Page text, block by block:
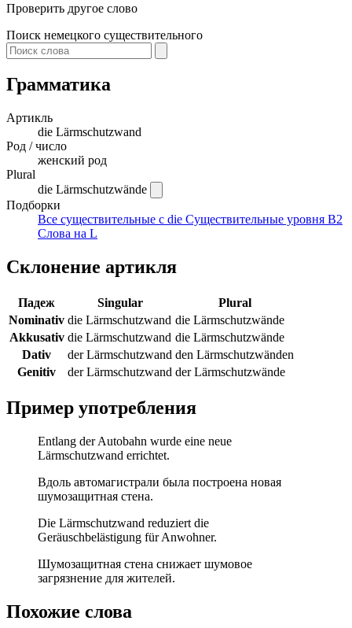
Проверить другое слово
Поиск немецкого существительного
Грамматика
Артикль
die Lärmschutzwand
Род / число
женский род
Plural
die Lärmschutzwände
Подборки
Все существительные с die Существительные уровня B2
Слова на L
Склонение артикля
Падеж Singular
Plural
Nominativ die Lärmschutzwand die Lärmschutzwände
Akkusativ die Lärmschutzwand die Lärmschutzwände
Dativ
der Lärmschutzwand den Lärmschutzwänden
Genitiv
der Lärmschutzwand der Lärmschutzwände
Пример употребления
Entlang der Autobahn wurde eine neue
Lärmschutzwand errichtet.
Вдоль автомагистрали была построена новая
шумозащитная стена.
Die Lärmschutzwand reduziert die
Geräuschbelästigung für Anwohner.
Шумозащитная стена снижает шумовое
загрязнение для жителей.
Похожие слова